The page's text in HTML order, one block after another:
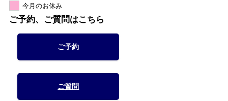
今月のお休み
ご予約、ご質問はこちら
ご予約
ご質問